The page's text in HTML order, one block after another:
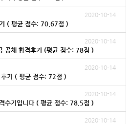
2020-10-14
( 평균 점수: 70.67점 )
2020-10-14
공채 합격후기 (평균 점수: 78점 )
2020-10-14
기 ( 평균 점수: 72점 )
2020-10-14
수기입니다 ( 평균 점수: 78.5점 )
2020-10-14